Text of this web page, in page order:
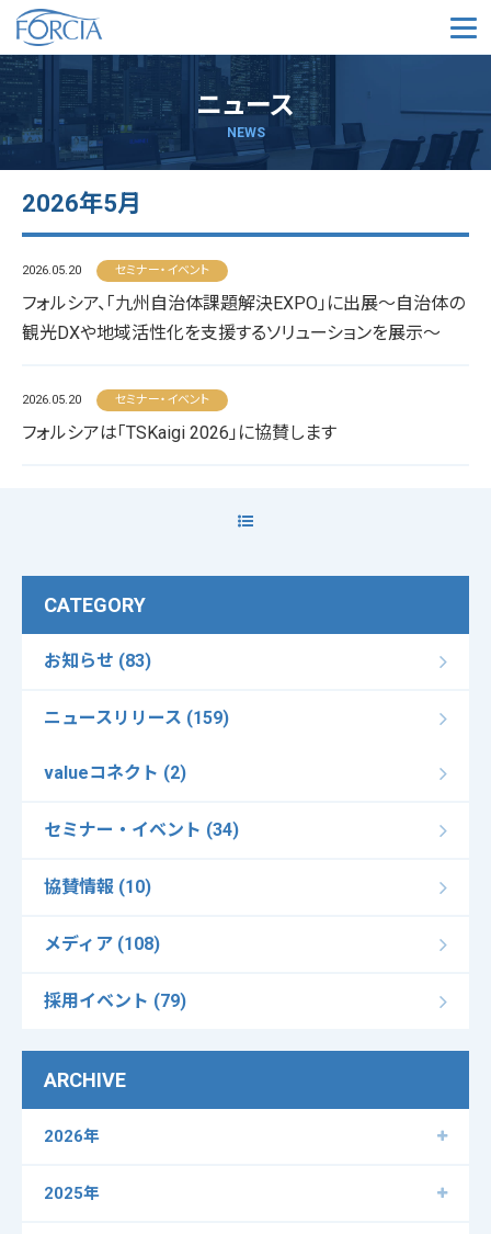
メ
ニュース
NEWS
2026年5月
2026.05.20 セミナー・イベント
フォルシア、「九州自治体課題解決EXPO」に出展～自治体の
観光DXや地域活性化を支援するソリューションを展示～
2026.05.20 セミナー・イベント
フォルシアは「TSKaigi 2026」に協賛します
CATEGORY
お知らせ (83)
ニュースリリース (159)
valueコネクト (2)
セミナー・イベント (34)
協賛情報 (10)
メディア (108)
採用イベント (79)
ARCHIVE
2026年
2025年